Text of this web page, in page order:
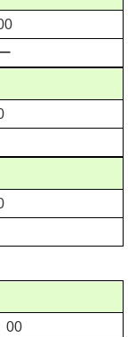
00